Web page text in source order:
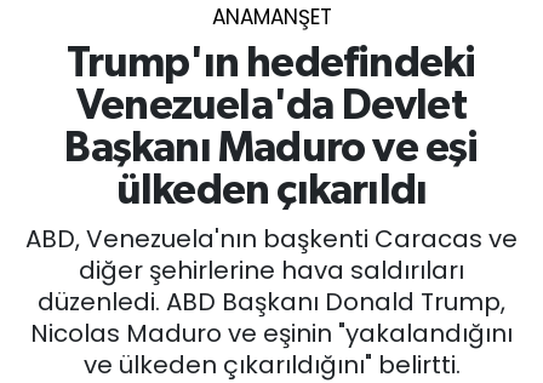
ANAMANŞET
Trump'ın hedefindeki
Venezuela'da Devlet
Başkanı Maduro ve eşi
ülkeden çıkarıldı
ABD, Venezuela'nın başkenti Caracas ve
diğer şehirlerine hava saldırıları
düzenledi. ABD Başkanı Donald Trump,
Nicolas Maduro ve eşinin "yakalandığını
ve ülkeden çıkarıldığını" belirtti.
Yerel
Spor
Süper Lig Puan Durumu ve Fikstür
Tüm Manşetler
Son Dakika Haberleri
Haber Arşivi